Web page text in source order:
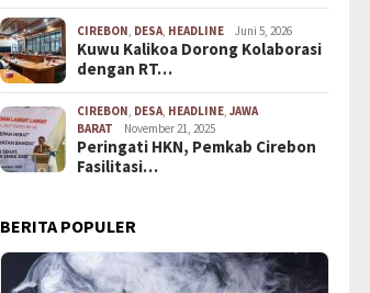
CIREBON, DESA, HEADLINE Juni 5, 2026
Kuwu Kalikoa Dorong Kolaborasi
dengan RT…
CIREBON, DESA, HEADLINE,JAWA
BARAT
November 21, 2025
Peringati HKN, Pemkab Cirebon
Fasilitasi…
BERITA POPULER